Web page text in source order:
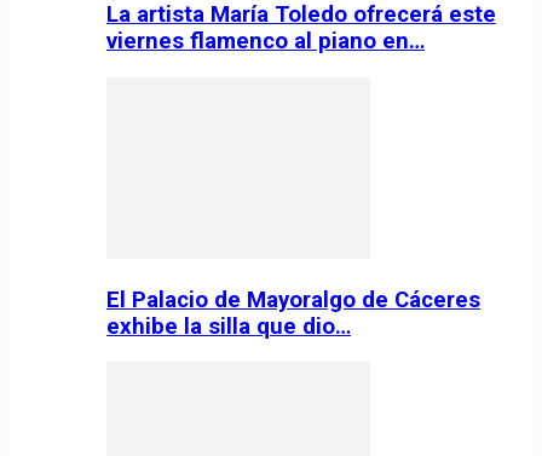
La artista María Toledo ofrecerá este
viernes flamenco al piano en…
El Palacio de Mayoralgo de Cáceres
exhibe la silla que dio…